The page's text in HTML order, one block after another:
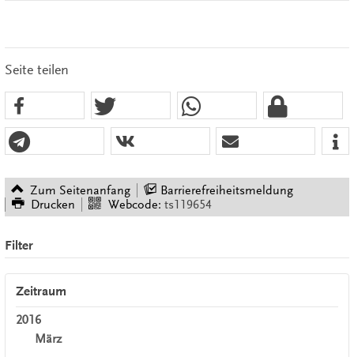
Seite teilen
Zum Seitenanfang
Barrierefreiheitsmeldung
Drucken
Webcode: ts119654
Filter
Zeitraum
2016
März